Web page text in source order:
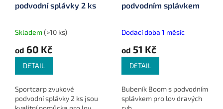
podvodní splávky 2 ks
Skladem(>10 ks)
od 60 Kč
DETAIL
Sportcarp zvukové
podvodní splávky 2 ks jsou
podvodním splávkem
Dodací doba 1 měsíc
od 51 Kč
DETAIL
Bubeník Boom s podvodním
splávkem pro lov dravých